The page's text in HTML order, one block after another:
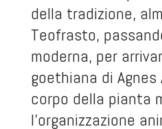
della tradizione,
Teofrasto,
moderna, per
goethiana di
corpo della pianta
l’organizzazione